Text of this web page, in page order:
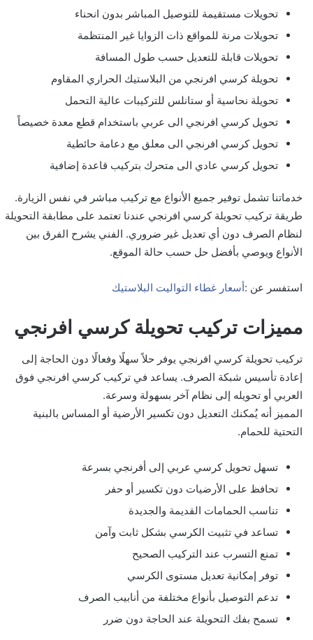
تحويلات مستقيمة للتوصيل المباشر بدون انحناء
تحويلات مرنة للمواقع ذات الزوايا غير المنتظمة
تحويلات قابلة للتعديل حسب طول المسافة
تحويلة كرسي افرنجي من البلاستيك الحراري المقاوم
تحويلة نحاسية أو ستانلس للتركيبات عالية التحمل
تحويل كرسي افرنجي الى عربي باستخدام قطع معدة خصيصاً
تحويل كرسي افرنجي الى معلق مع دعامة حائطية
تحويل كرسي عادي الى متحرك بتركيب قاعدة إضافية
خدماتنا تشمل توفير جميع الأنواع مع تركيب مباشر في نفس الزيارة.
طريقة تركيب تحويلة كرسي افرنجي عندنا تعتمد على مطابقة التحويلة
لنظام الصرف دون أي تعديل غير ضروري. الفني يشرح الفرق بين
الأنواع ويوصي بأفضل حل حسب حالة الموقع.
استفسر عن :أسعار غطاء التواليت البلاستيك
مميزات تركيب تحويلة كرسي افرنجي
تركيب تحويلة كرسي افرنجي يوفر حلاً سهلًا وفعالًا دون الحاجة إلى
إعادة تأسيس شبكة الصرف. يساعد في تركيب كرسي افرنجي فوق
العربي أو تحويله إلى نظام آخر بسهولة وسرعة.
المميز أنه يُمكنك التعديل دون تكسير الأرضية أو المساس بالبنية
التحتية للحمام.
تسهل تحويل كرسي عربي إلى أفرنجي بسرعة
تحافظ على الأرضيات دون تكسير أو حفر
تناسب الحمامات القديمة والجديدة
تساعد في تثبيت الكرسي بشكل ثابت وآمن
تمنع التسرب عند التركيب الصحيح
توفر إمكانية تعديل مستوى الكرسي
تدعم التوصيل بأنواع مختلفة من أنابيب الصرف
تسمح بفك التحويلة عند الحاجة دون ضرر